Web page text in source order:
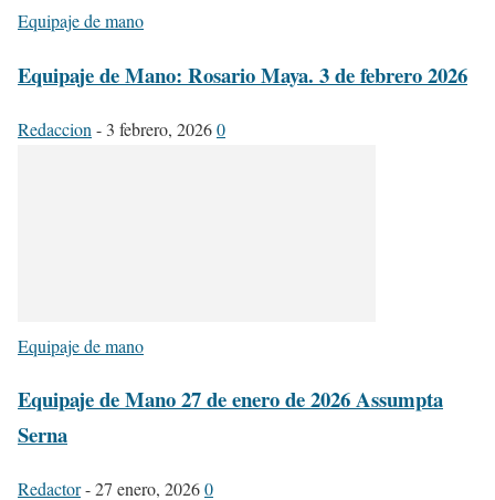
Equipaje de mano
Equipaje de Mano: Rosario Maya. 3 de febrero 2026
Redaccion - 3 febrero, 20260
Equipaje de mano
Equipaje de Mano 27 de enero de 2026 Assumpta
Serna
Redactor-27 enero, 20260